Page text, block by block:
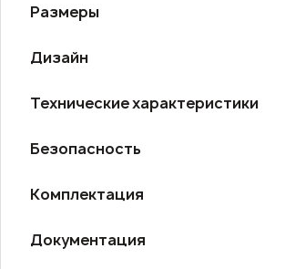
Размеры
Дизайн
Технические характеристики
Безопасность
Комплектация
Документация